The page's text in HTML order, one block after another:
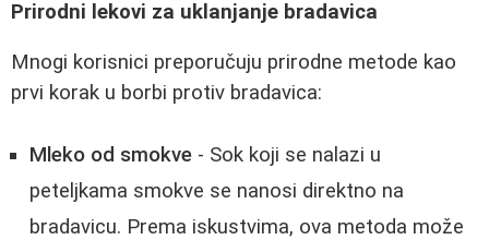
Prirodni lekovi za uklanjanje bradavica
Mnogi korisnici preporučuju prirodne metode kao
prvi korak u borbi protiv bradavica:
Mleko od smokve - Sok koji se nalazi u
peteljkama smokve se nanosi direktno na
bradavicu. Prema iskustvima, ova metoda može